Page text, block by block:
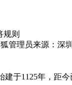
规则
管理员来源：深
建于1125年，距